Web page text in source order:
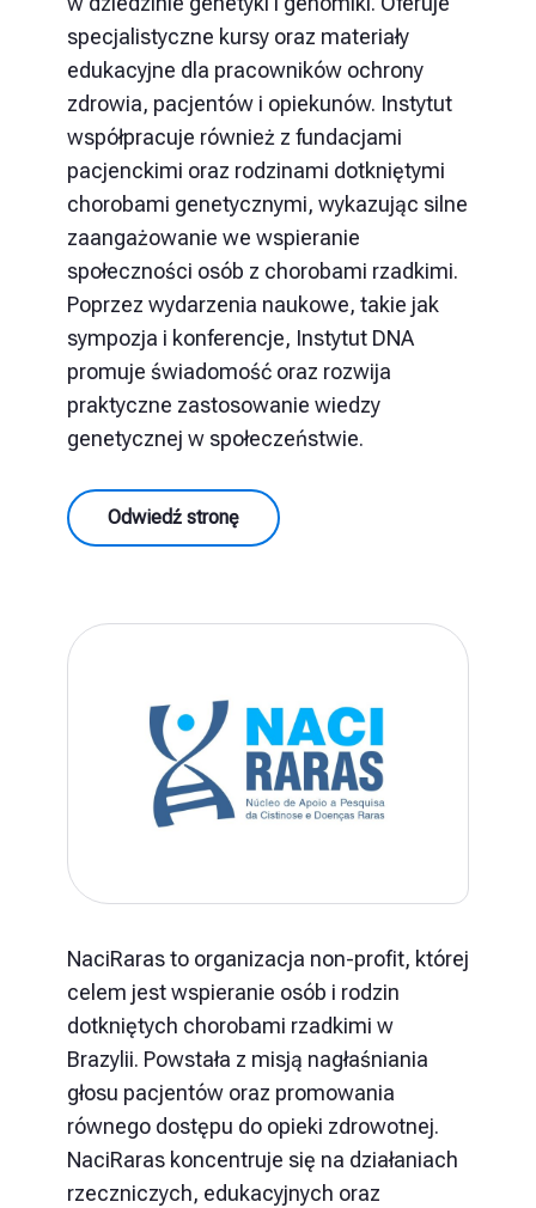
specjalistyczne kursy oraz materiały
edukacyjne dla pracowników ochrony
zdrowia, pacjentów i opiekunów. Instytut
współpracuje również z fundacjami
pacjenckimi oraz rodzinami dotkniętymi
chorobami genetycznymi, wykazując silne
zaangażowanie we wspieranie
społeczności osób z chorobami rzadkimi.
Poprzez wydarzenia naukowe, takie jak
sympozja i konferencje, Instytut DNA
promuje świadomość oraz rozwija
praktyczne zastosowanie wiedzy
genetycznej w społeczeństwie.
Odwiedź stronę
NaciRaras to organizacja non-profit, której
celem jest wspieranie osób i rodzin
dotkniętych chorobami rzadkimi w
Brazylii. Powstała z misją nagłaśniania
głosu pacjentów oraz promowania
równego dostępu do opieki zdrowotnej.
NaciRaras koncentruje się na działaniach
rzeczniczych, edukacyjnych oraz